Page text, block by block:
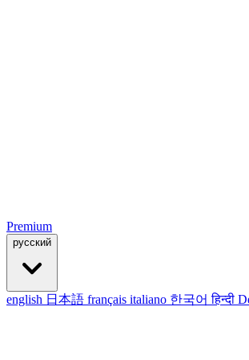
Premium
русский
english 日本語 français italiano 한국어हिन्दी